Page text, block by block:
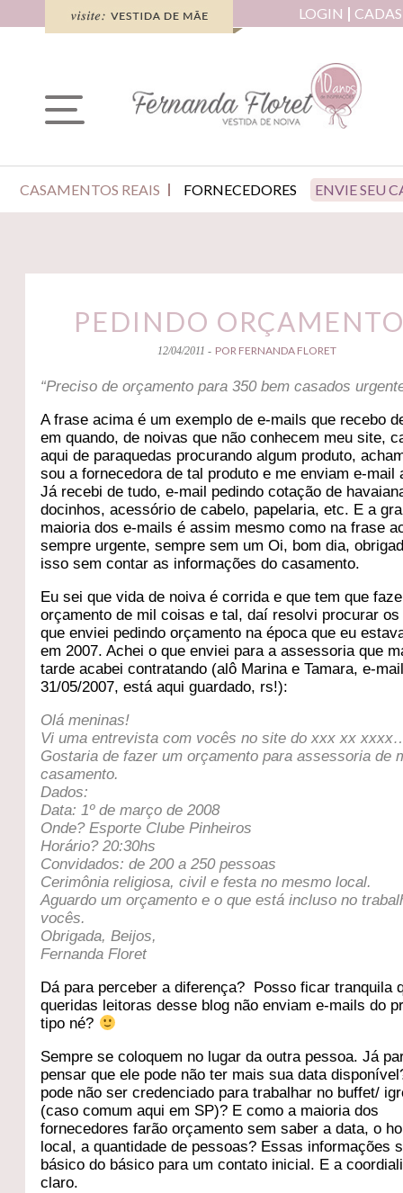
LOGIN
CASAMENTOS REAIS FORNECEDORES ENVIE SEU
PEDINDO
12/04/2011 - POR FERNANDA FLORET
“Preciso de orçamento para 350 bem casados
A frase acima é um exemplo de e-mails que recebo
em quando, de noivas que não conhecem meu site,
aqui de paraquedas procurando algum produto,
sou a fornecedora de tal produto e me enviam e-mail
Já recebi de tudo, e-mail pedindo cotação de
docinhos, acessório de cabelo, papelaria, etc. E a
maioria dos e-mails é assim mesmo como na frase
sempre urgente, sempre sem um Oi, bom dia,
isso sem contar as informações do casamento.
Eu sei que vida de noiva é corrida e que tem que
orçamento de mil coisas e tal, daí resolvi procurar
que enviei pedindo orçamento na época que eu
em 2007. Achei o que enviei para a assessoria que
tarde acabei contratando (alô Marina e Tamara, e-
31/05/2007, está aqui guardado, rs!):
Olá meninas!
Vi uma entrevista com vocês no site do xxx xx
Gostaria de fazer um orçamento para assessoria de
casamento.
Dados:
Data: 1º de março de 2008
Onde? Esporte Clube Pinheiros
Horário? 20:30hs
Convidados: de 200 a 250 pessoas
Cerimônia religiosa, civil e festa no mesmo local.
Aguardo um orçamento e o que está incluso no
vocês.
Obrigada, Beijos,
Fernanda Floret
Dá para perceber a diferença? Posso ficar tranquila
queridas leitoras desse blog não enviam e-mails do
tipo né?
Sempre se coloquem no lugar da outra pessoa. Já
pensar que ele pode não ter mais sua data
pode não ser credenciado para trabalhar no buffet/
(caso comum aqui em SP)? E como a maioria dos
fornecedores farão orçamento sem saber a data, o
local, a quantidade de pessoas? Essas informações
básico do básico para um contato inicial. E a
claro.